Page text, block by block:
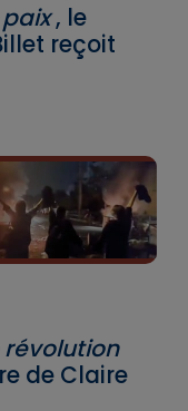
, le
reçoit
révolution
de Claire